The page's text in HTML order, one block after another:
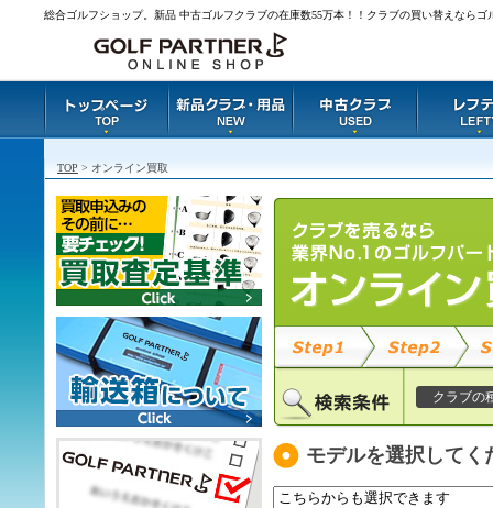
総合ゴルフショップ。新品 中古ゴルフクラブの在庫数55万本！！クラブの買い替えなら
TOP > オンライン買取
クラブの
モデルを選択してく